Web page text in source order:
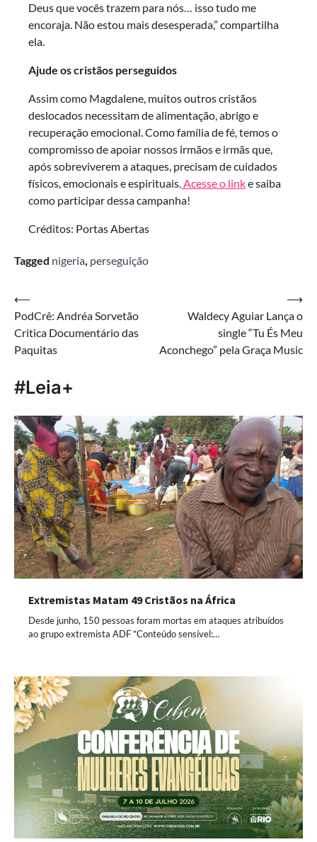
Deus que vocês trazem para nós… isso tudo me
encoraja. Não estou mais desesperada,” compartilha
ela.
Ajude os cristãos perseguidos
Assim como Magdalene, muitos outros cristãos
deslocados necessitam de alimentação, abrigo e
recuperação emocional. Como família de fé, temos o
compromisso de apoiar nossos irmãos e irmãs que,
após sobreviverem a ataques, precisam de cuidados
físicos, emocionais e espirituais.Acesse o linke saiba
como participar dessa campanha!
Créditos: Portas Abertas
Tagged nigeria, perseguição
Navegação
de
Post
⟵
PodCrê: Andréa Sorvetão
Critica Documentário das
Paquitas
Waldecy Aguiar Lança o
single “Tu És Meu
Aconchego” pela Graça Music
⟶
#Leia+
Extremistas Matam 49 Cristãos na África
Desde junho, 150 pessoas foram mortas em ataques atribuídos
ao grupo extremista ADF *Conteúdo sensível:…